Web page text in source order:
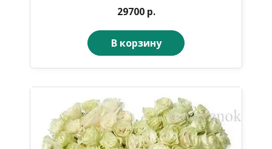
29700 р.
В корзину